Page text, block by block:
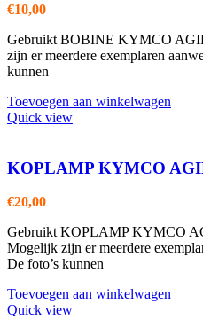
€10,00
Gebruikt BOBINE KYMCO
zijn er meerdere exemplaren
kunnen
Toevoegen aan winkelwagen
Quick view
KOPLAMP KYMCO
€20,00
Gebruikt KOPLAMP KYMCO
Mogelijk zijn er meerdere
De foto’s kunnen
Toevoegen aan winkelwagen
Quick view